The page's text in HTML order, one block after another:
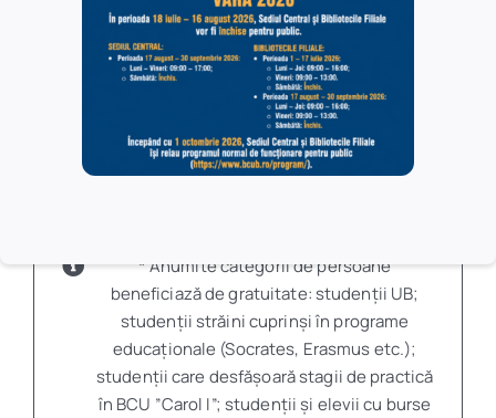
Biblioteca Centrală Universitară „Carol I”
este parte din evenimentul european
„Noaptea Muzeelor”.
* Anumite categorii de persoane
beneficiază de gratuitate: studenții UB;
studenții străini cuprinși în programe
educaționale (Socrates, Erasmus etc.);
studenții care desfășoară stagii de practică
în BCU ”Carol I”; studenții și elevii cu burse